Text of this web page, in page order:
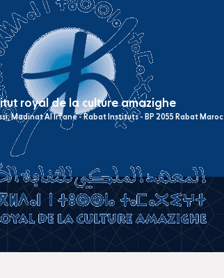
royal de la culture amazighe
Madinat Al Irfane - Rabat Instituts - BP 2055 Rabat Maroc